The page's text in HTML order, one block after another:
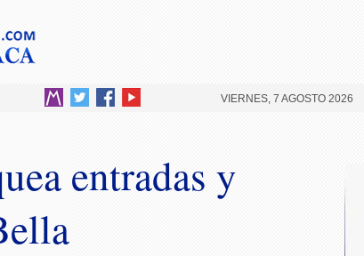
VIERNES, 7 AGOSTO 2026
entradas y